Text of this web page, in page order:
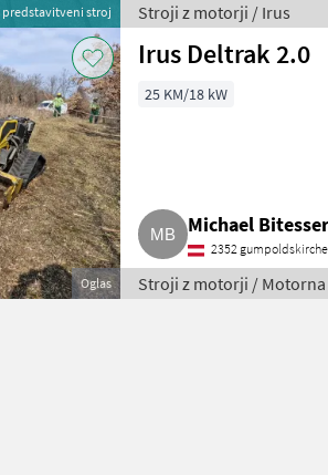
predstavitveni stroj Stroji z motorji / Irus
Oglas
Irus Deltrak 2.0
25 KM/18 kW
Michael Bitesser
2352
Stroji z motorji /